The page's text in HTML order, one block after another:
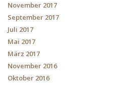
November 2017
September 2017
Juli 2017
Mai 2017
März 2017
November 2016
Oktober 2016